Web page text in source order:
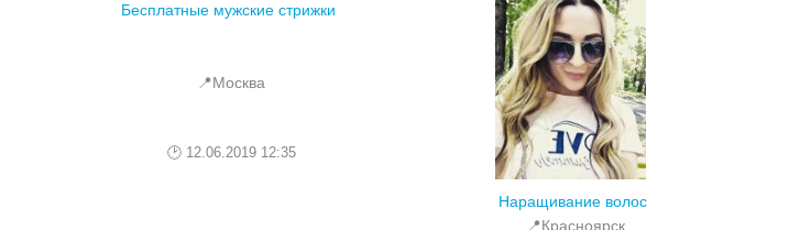
Бесплатные мужские стрижки
📍Москва
12.06.2019 12:35
Наращивание волос
📍Красноярск